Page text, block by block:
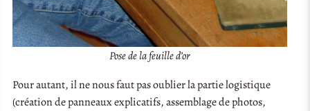
Pose de la feuille d’or
Pour autant, il ne nous faut pas oublier la partie logistique
(création de panneaux explicatifs, assemblage de photos,